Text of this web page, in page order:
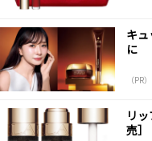
キ
に
（PR）
リ
売